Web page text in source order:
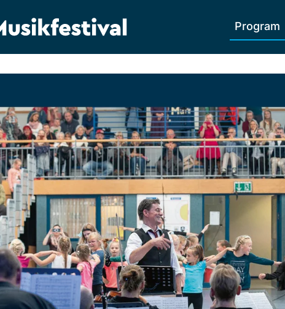
Program